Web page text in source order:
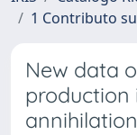
1 Contributo
New data